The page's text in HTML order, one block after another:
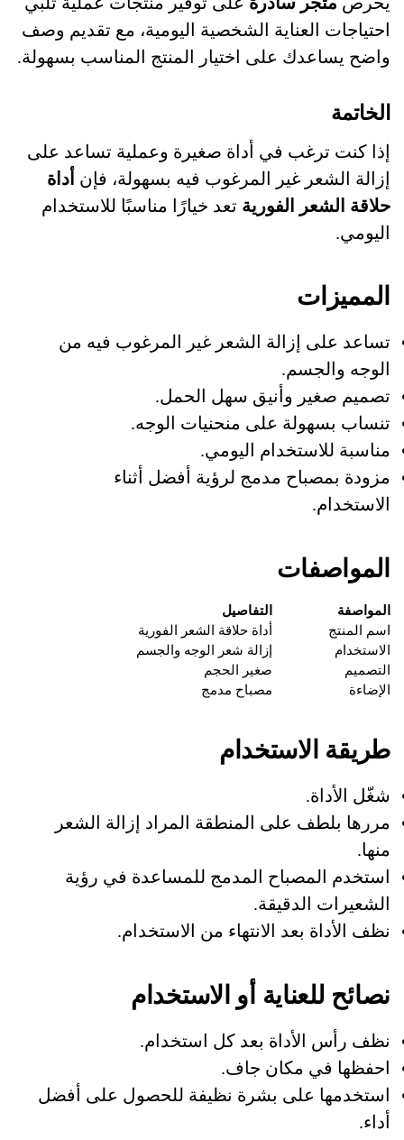
احتياجات العناية الشخصية اليومية، مع تقديم وصف
واضح يساعدك على اختيار المنتج المناسب بسهولة.
الخاتمة
إذا كنت ترغب في أداة صغيرة وعملية تساعد على
إزالة الشعر غير المرغوب فيه بسهولة، فإن أداة
حلاقة الشعر الفورية تعد خيارًا مناسبًا للاستخدام
اليومي.
المميزات
تساعد على إزالة الشعر غير المرغوب فيه من
الوجه والجسم.
تصميم صغير وأنيق سهل الحمل.
تنساب بسهولة على منحنيات الوجه.
مناسبة للاستخدام اليومي.
مزودة بمصباح مدمج لرؤية أفضل أثناء
الاستخدام.
المواصفات
المواصفة
التفاصيل
اسم المنتج
أداة حلاقة الشعر الفورية
الاستخدام
إزالة شعر الوجه والجسم
التصميم
صغير الحجم
الإضاءة
مصباح مدمج
طريقة الاستخدام
شغّل الأداة.
مررها بلطف على المنطقة المراد إزالة الشعر
منها.
استخدم المصباح المدمج للمساعدة في رؤية
الشعيرات الدقيقة.
نظف الأداة بعد الانتهاء من الاستخدام.
نصائح للعناية أو الاستخدام
نظف رأس الأداة بعد كل استخدام.
احفظها في مكان جاف.
استخدمها على بشرة نظيفة للحصول على أفضل
أداء.